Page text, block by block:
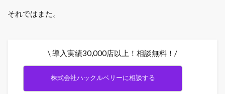
それではまた。
\ 導入実績30,000店以上！相談無料！/
株式会社ハックルベリーに相談する